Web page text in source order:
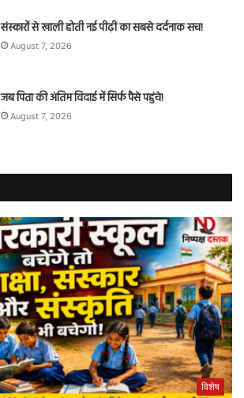
संस्कारों से खाली होती नई पीढ़ी का सबसे दर्दनाक सच!
August 7, 2026
जब पिता की अंतिम विदाई में सिर्फ पैसे पहुंचे!
August 7, 2026
विशेष